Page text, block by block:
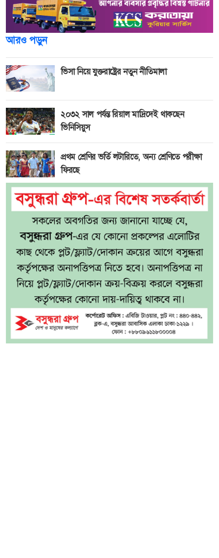
আরও পড়ুন
ভিসা নিয়ে যুক্তরাষ্ট্রের নতুন নীতিমালা
২০৩২ সাল পর্যন্ত রিয়াল মাদ্রিদেই থাকছেন
ভিনিসিয়ুস
প্রথম শ্রেণির ভর্তি লটারিতে, অন্য শ্রেণিতে পরীক্ষা
ফিরছে